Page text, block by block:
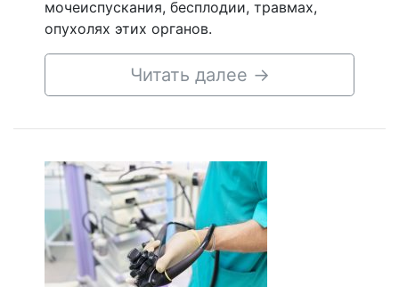
мочеиспускания, бесплодии, травмах,
опухолях этих органов.
Читать далее →